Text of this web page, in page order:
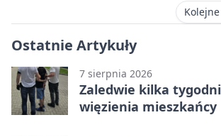
Ostatnie Artykuły
7 sierpnia 2026
Zaledwie kilka
więzienia mieszkańcy